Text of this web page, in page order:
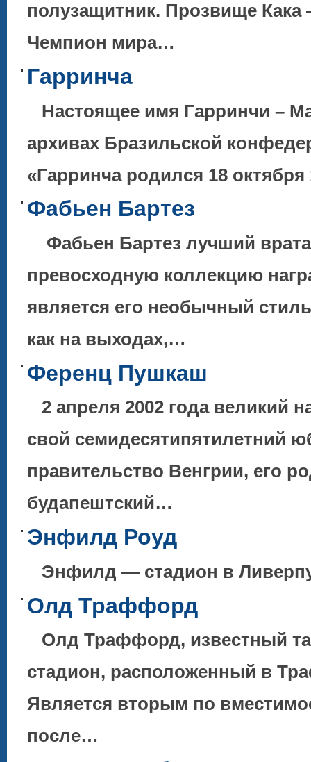
полузащитник. Прозвище
Чемпион мира…
Гарринча
Настоящее имя Гарринчи –
архивах Бразильской
«Гарринча родился 18
Фабьен Бартез
Фабьен Бартез лучший
превосходную коллекцию
является его необычный
как на выходах,…
Ференц Пушкаш
2 апреля 2002 года великий
свой семидесятипятилетний
правительство Венгрии, его
будапештский…
Энфилд Роуд
Энфилд — стадион в
Олд Траффорд
Олд Траффорд, известный
стадион, расположенный в
Является вторым по
после…